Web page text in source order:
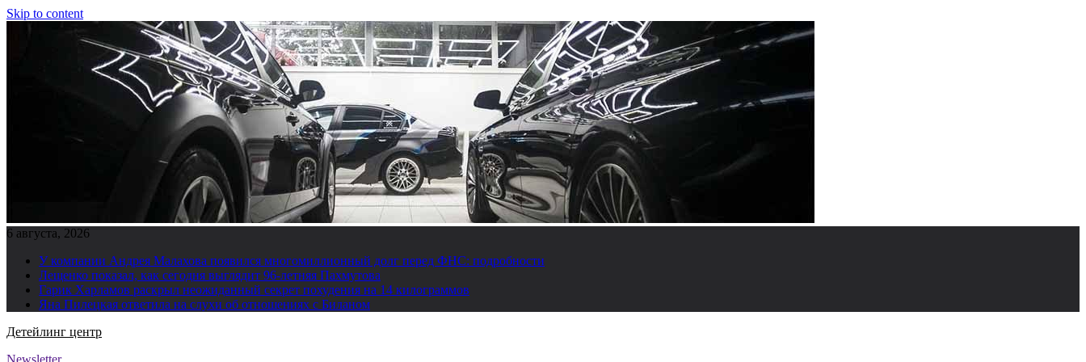
Skip to content
6 августа, 2026
У компании Андрея Малахова появился многомиллионный долг перед ФНС: подробности
Лещенко показал, как сегодня выглядит 96-летняя Пахмутова
Гарик Харламов раскрыл неожиданный секрет похудения на 14 килограммов
Яна Пилецкая ответила на слухи об отношениях с Биланом
Детейлинг центр
Newsletter